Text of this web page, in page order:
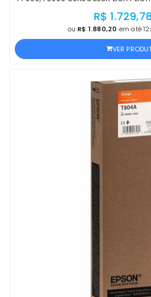
R$ 1.729,78
ou R$ 1.880,20 em até
VER